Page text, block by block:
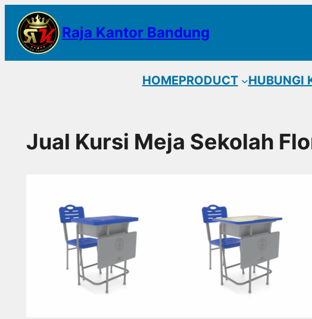
Lewati
konten
Raja Kantor Bandung
HOMEPRODUCT HUBUNGI
Jual Kursi Meja Sekolah